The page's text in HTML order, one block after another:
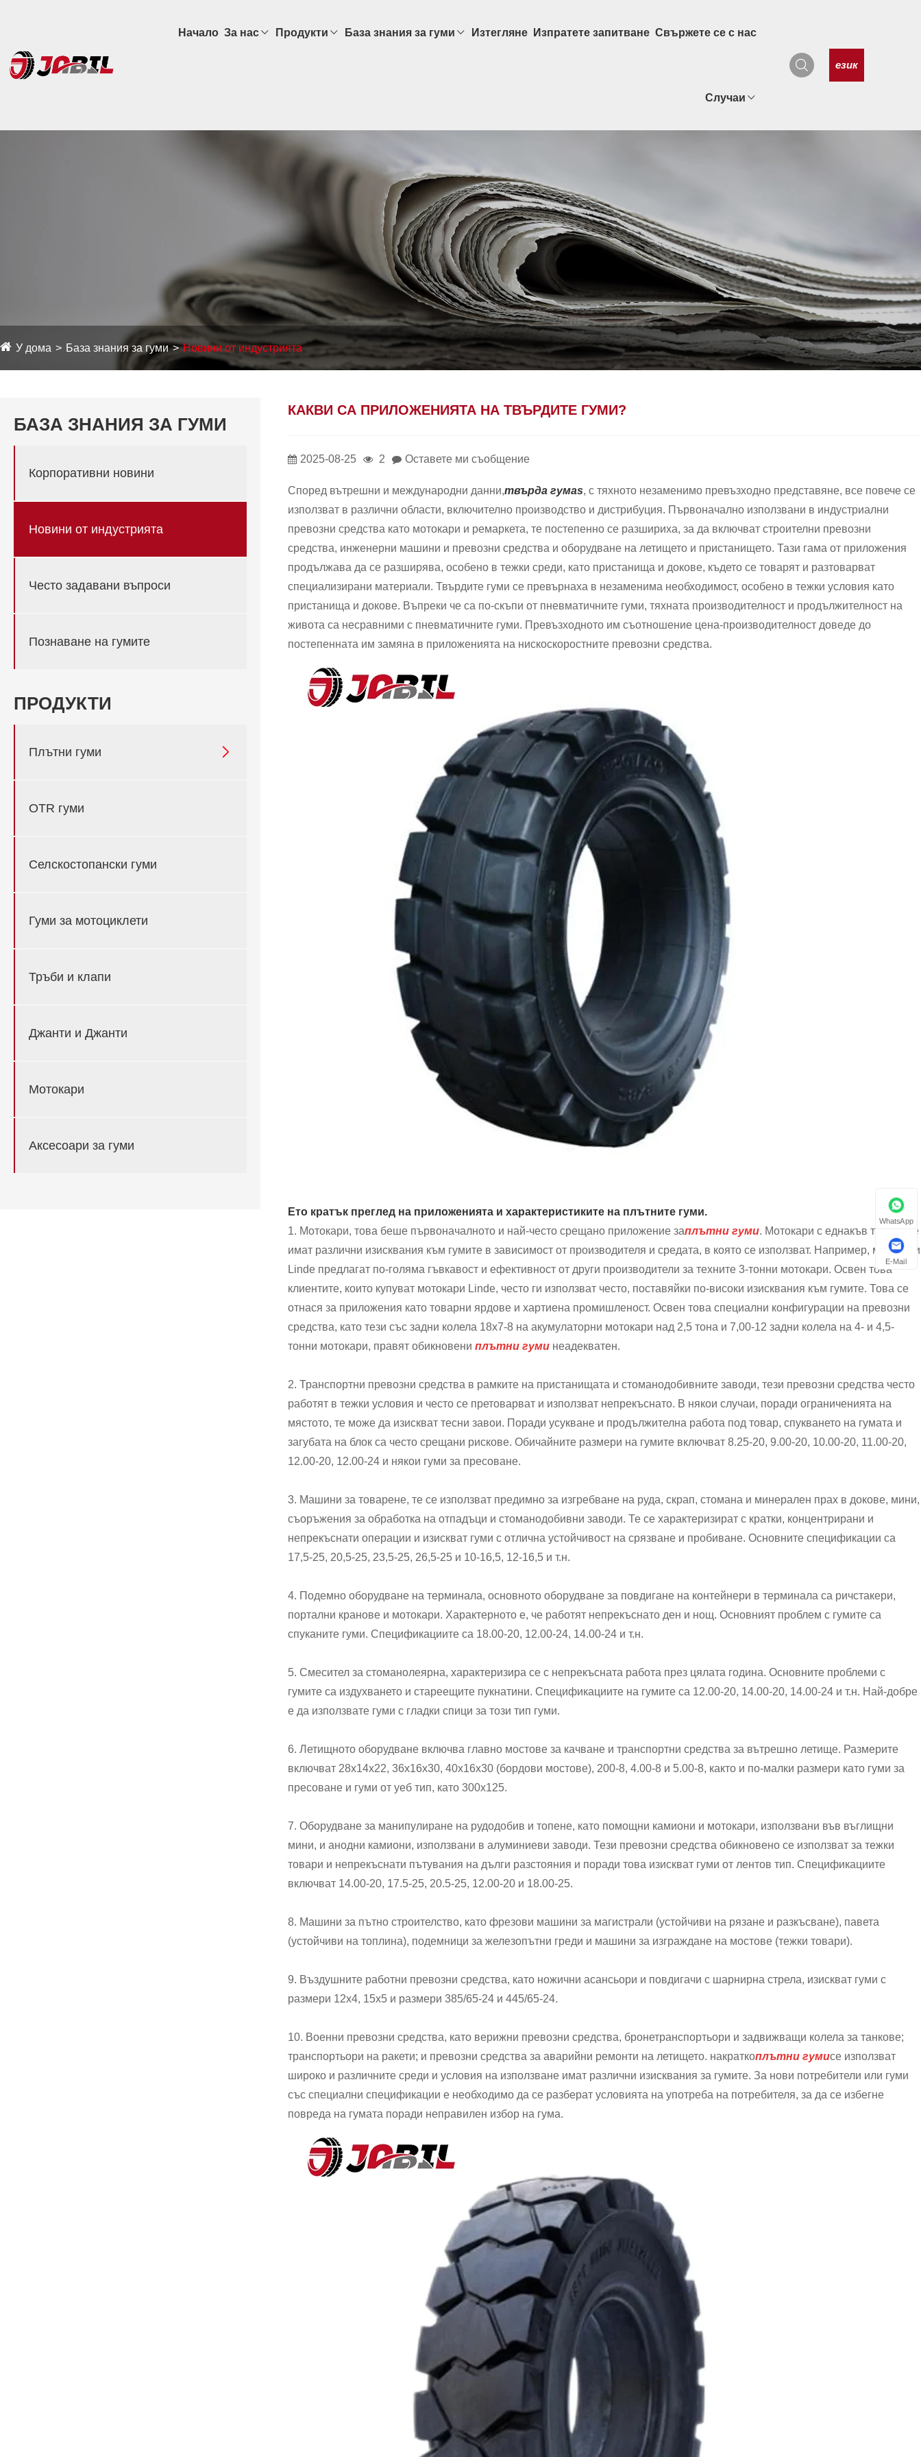
Начало За нас Продукти База знания за гуми Изтегляне Изпратете запитване Свържете се с нас
Случаи
език
У дома База знания за гуми Новини от индустрията
БАЗА ЗНАНИЯ ЗА ГУМИ
Корпоративни новини
Новини от индустрията
Често задавани въпроси
Познаване на гумите
ПРОДУКТИ
Плътни гуми 
OTR гуми
Селскостопански гуми
Гуми за мотоциклети
Тръби и клапи
Джанти и Джанти
Мотокари
Аксесоари за гуми
КАКВИ СА ПРИЛОЖЕНИЯТА НА ТВЪРДИТЕ ГУМИ?
2025-08-25 2 Оставете ми съобщение
Според вътрешни и международни данни,твърда гумаs, с тяхното незаменимо превъзходно представяне, все повече се
използват в различни области, включително производство и дистрибуция. Първоначално използвани в индустриални
превозни средства като мотокари и ремаркета, те постепенно се разшириха, за да включват строителни превозни
средства, инженерни машини и превозни средства и оборудване на летището и пристанището. Тази гама от приложения
продължава да се разширява, особено в тежки среди, като пристанища и докове, където се товарят и разтоварват
специализирани материали. Твърдите гуми се превърнаха в незаменима необходимост, особено в тежки условия като
пристанища и докове. Въпреки че са по-скъпи от пневматичните гуми, тяхната производителност и продължителност на
живота са несравними с пневматичните гуми. Превъзходното им съотношение цена-производителност доведе до
постепенната им замяна в приложенията на нискоскоростните превозни средства.
Ето кратък преглед на приложенията и характеристиките на плътните гуми.
1. Мотокари, това беше първоначалното и най-често срещано приложение заплътни гуми. Мотокари с еднакъв тонаж ще
имат различни изисквания към гумите в зависимост от производителя и средата, в която се използват. Например, мотокари
Linde предлагат по-голяма гъвкавост и ефективност от други производители за техните 3-тонни мотокари. Освен това
клиентите, които купуват мотокари Linde, често ги използват често, поставяйки по-високи изисквания към гумите. Това се
отнася за приложения като товарни ярдове и хартиена промишленост. Освен това специални конфигурации на превозни
средства, като тези със задни колела 18x7-8 на акумулаторни мотокари над 2,5 тона и 7,00-12 задни колела на 4- и 4,5-
тонни мотокари, правят обикновени плътни гуми неадекватен.
2. Транспортни превозни средства в рамките на пристанищата и стоманодобивните заводи, тези превозни средства често
работят в тежки условия и често се претоварват и използват непрекъснато. В някои случаи, поради ограниченията на
мястото, те може да изискват тесни завои. Поради усукване и продължителна работа под товар, спукването на гумата и
загубата на блок са често срещани рискове. Обичайните размери на гумите включват 8.25-20, 9.00-20, 10.00-20, 11.00-20,
12.00-20, 12.00-24 и някои гуми за пресоване.
3. Машини за товарене, те се използват предимно за изгребване на руда, скрап, стомана и минерален прах в докове, мини,
съоръжения за обработка на отпадъци и стоманодобивни заводи. Те се характеризират с кратки, концентрирани и
непрекъснати операции и изискват гуми с отлична устойчивост на срязване и пробиване. Основните спецификации са
17,5-25, 20,5-25, 23,5-25, 26,5-25 и 10-16,5, 12-16,5 и т.н.
4. Подемно оборудване на терминала, основното оборудване за повдигане на контейнери в терминала са ричстакери,
портални кранове и мотокари. Характерното е, че работят непрекъснато ден и нощ. Основният проблем с гумите са
спуканите гуми. Спецификациите са 18.00-20, 12.00-24, 14.00-24 и т.н.
5. Смесител за стоманолеярна, характеризира се с непрекъсната работа през цялата година. Основните проблеми с
гумите са издухването и стареещите пукнатини. Спецификациите на гумите са 12.00-20, 14.00-20, 14.00-24 и т.н. Най-добре
е да използвате гуми с гладки спици за този тип гуми.
6. Летищното оборудване включва главно мостове за качване и транспортни средства за вътрешно летище. Размерите
включват 28x14x22, 36x16x30, 40x16x30 (бордови мостове), 200-8, 4.00-8 и 5.00-8, както и по-малки размери като гуми за
пресоване и гуми от уеб тип, като 300x125.
7. Оборудване за манипулиране на рудодобив и топене, като помощни камиони и мотокари, използвани във въглищни
мини, и анодни камиони, използвани в алуминиеви заводи. Тези превозни средства обикновено се използват за тежки
товари и непрекъснати пътувания на дълги разстояния и поради това изискват гуми от лентов тип. Спецификациите
включват 14.00-20, 17.5-25, 20.5-25, 12.00-20 и 18.00-25.
8. Машини за пътно строителство, като фрезови машини за магистрали (устойчиви на рязане и разкъсване), павета
(устойчиви на топлина), подемници за железопътни греди и машини за изграждане на мостове (тежки товари).
9. Въздушните работни превозни средства, като ножични асансьори и повдигачи с шарнирна стрела, изискват гуми с
размери 12x4, 15x5 и размери 385/65-24 и 445/65-24.
10. Военни превозни средства, като верижни превозни средства, бронетранспортьори и задвижващи колела за танкове;
транспортьори на ракети; и превозни средства за аварийни ремонти на летището. накраткоплътни гумисе използват
широко и различните среди и условия на използване имат различни изисквания за гумите. За нови потребители или гуми
със специални спецификации е необходимо да се разберат условията на употреба на потребителя, за да се избегне
повреда на гумата поради неправилен избор на гума.
WhatsApp
E-Mail